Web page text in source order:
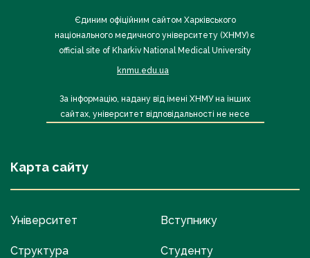
Єдиним офіційним сайтом Харківського
національного медичного університету (ХНМУ) є
official site of Kharkiv National Medical University
knmu.edu.ua
За інформацію, надану від імені ХНМУ на інших
сайтах, університет відповідальності не несе
Карта сайту
Університет
Структура
Вступнику
Студенту